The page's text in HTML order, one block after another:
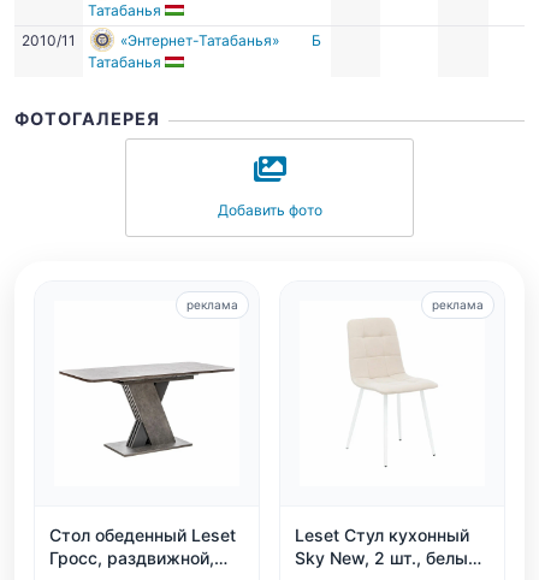
Татабанья
2010/11
«Энтернет-Татабанья»
Татабанья
Б
ФОТОГАЛЕРЕЯ
Добавить фото
Стол обеденный Leset
Гросс, раздвижной,
реклама
Leset Стул кухонный
Sky New, 2 шт., белый/
реклама